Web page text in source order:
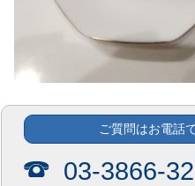
ご質問はお電話
03-3866-